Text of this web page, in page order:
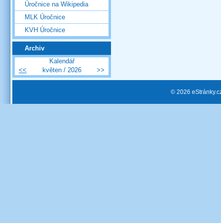
Úročnice na Wikipedia
MLK Úročnice
KVH Úročnice
Archiv
Kalendář
<<
květen / 2026 >>
© 2026